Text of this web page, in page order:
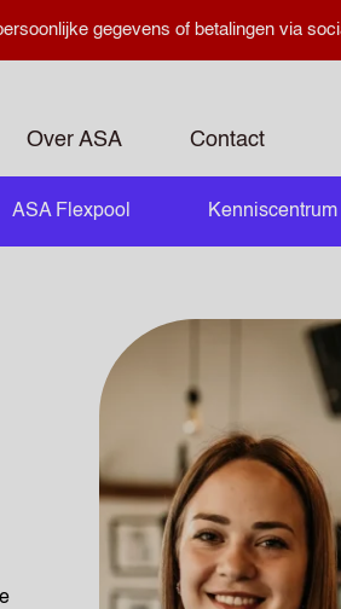
gegevens of betalingen via
Over ASA Contact
ASA Flexpool Kenniscentrum